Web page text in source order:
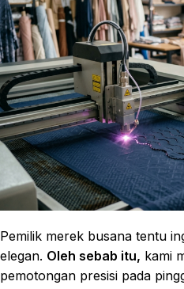
Pemilik merek busana tentu
elegan. Oleh sebab itu, kami
pemotongan presisi pada